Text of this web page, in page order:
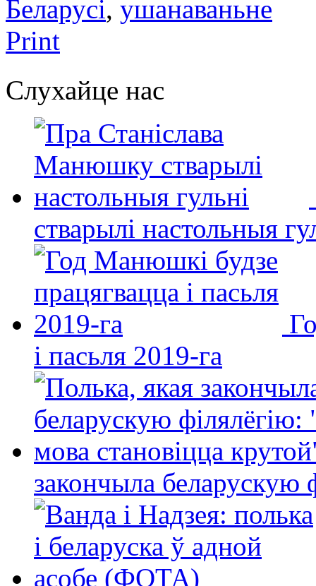
Беларусі, ушанаваньне
Print
Слухайце нас
стварылі настольныя
і пасьля 2019-га
закончыла беларускую